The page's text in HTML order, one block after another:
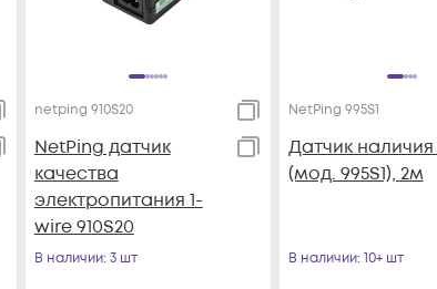
netping 910S20
NetPing датчик
качества
электропитания 1-
wire 910S20
В наличии: 3 шт
NetPing 995S1
Датчик наличия
(мод. 995S1), 2м
В наличии: 10+ шт